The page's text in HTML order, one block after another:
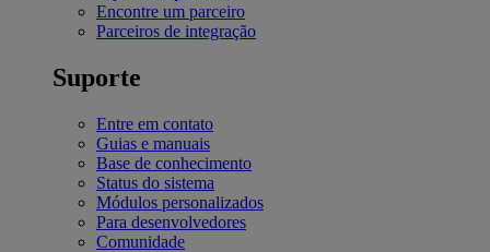
Encontre um parceiro
Parceiros de integração
Suporte
Entre em contato
Guias e manuais
Base de conhecimento
Status do sistema
Módulos personalizados
Para desenvolvedores
Comunidade